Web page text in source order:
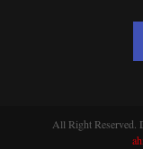
All Right Reserved.